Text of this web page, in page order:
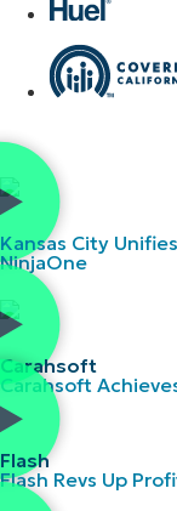
Kansas City
NinjaOne
Carahsoft
Carahsoft
Flash
Flash Revs Up